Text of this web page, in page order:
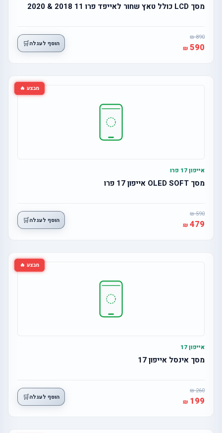
מסך LCD כולל טאץ שחור לאייפד פרו 11 2018 & 2020
890
590 הוסף לעגלה🛒
מבצע 🔥
אייפון 17 פרו
מסך OLED SOFT אייפון 17 פרו
590
479 הוסף לעגלה🛒
מבצע 🔥
אייפון 17
מסך אינסל אייפון 17
260
199 הוסף לעגלה🛒